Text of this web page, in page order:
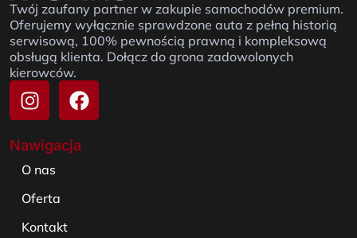
Twój zaufany partner w zakupie samochodów premium.
Oferujemy wyłącznie sprawdzone auta z pełną historią
serwisową, 100% pewnością prawną i kompleksową
obsługą klienta. Dołącz do grona zadowolonych
kierowców.
Nawigacja
O nas
Oferta
Kontakt